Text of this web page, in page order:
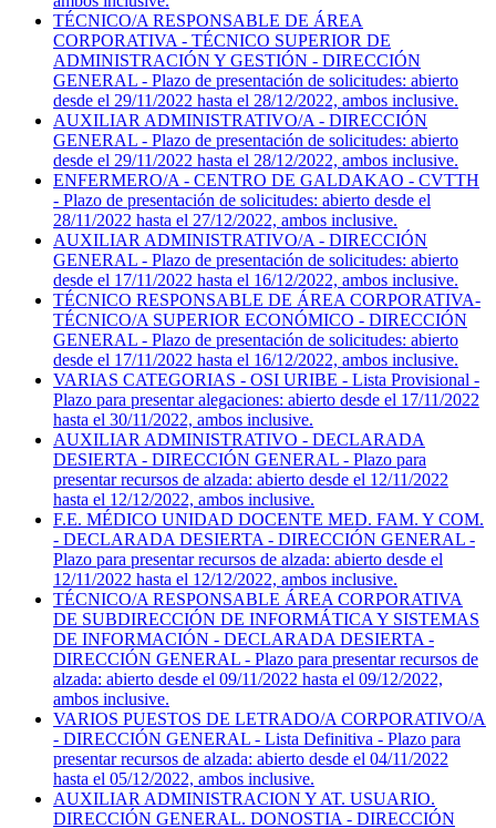
TÉCNICO/A RESPONSABLE DE ÁREA
CORPORATIVA - TÉCNICO SUPERIOR DE
ADMINISTRACIÓN Y GESTIÓN - DIRECCIÓN
GENERAL - Plazo de presentación de solicitudes: abierto
desde el 29/11/2022 hasta el 28/12/2022, ambos inclusive.
AUXILIAR ADMINISTRATIVO/A - DIRECCIÓN
GENERAL - Plazo de presentación de solicitudes: abierto
desde el 29/11/2022 hasta el 28/12/2022, ambos inclusive.
ENFERMERO/A - CENTRO DE GALDAKAO - CVTTH
- Plazo de presentación de solicitudes: abierto desde el
28/11/2022 hasta el 27/12/2022, ambos inclusive.
AUXILIAR ADMINISTRATIVO/A - DIRECCIÓN
GENERAL - Plazo de presentación de solicitudes: abierto
desde el 17/11/2022 hasta el 16/12/2022, ambos inclusive.
TÉCNICO RESPONSABLE DE ÁREA CORPORATIVA-
TÉCNICO/A SUPERIOR ECONÓMICO - DIRECCIÓN
GENERAL - Plazo de presentación de solicitudes: abierto
desde el 17/11/2022 hasta el 16/12/2022, ambos inclusive.
VARIAS CATEGORIAS - OSI URIBE - Lista Provisional -
Plazo para presentar alegaciones: abierto desde el 17/11/2022
hasta el 30/11/2022, ambos inclusive.
AUXILIAR ADMINISTRATIVO - DECLARADA
DESIERTA - DIRECCIÓN GENERAL - Plazo para
presentar recursos de alzada: abierto desde el 12/11/2022
hasta el 12/12/2022, ambos inclusive.
F.E. MÉDICO UNIDAD DOCENTE MED. FAM. Y COM.
- DECLARADA DESIERTA - DIRECCIÓN GENERAL -
Plazo para presentar recursos de alzada: abierto desde el
12/11/2022 hasta el 12/12/2022, ambos inclusive.
TÉCNICO/A RESPONSABLE ÁREA CORPORATIVA
DE SUBDIRECCIÓN DE INFORMÁTICA Y SISTEMAS
DE INFORMACIÓN - DECLARADA DESIERTA -
DIRECCIÓN GENERAL - Plazo para presentar recursos de
alzada: abierto desde el 09/11/2022 hasta el 09/12/2022,
ambos inclusive.
VARIOS PUESTOS DE LETRADO/A CORPORATIVO/A
- DIRECCIÓN GENERAL - Lista Definitiva - Plazo para
presentar recursos de alzada: abierto desde el 04/11/2022
hasta el 05/12/2022, ambos inclusive.
AUXILIAR ADMINISTRACION Y AT. USUARIO.
DIRECCIÓN GENERAL. DONOSTIA - DIRECCIÓN